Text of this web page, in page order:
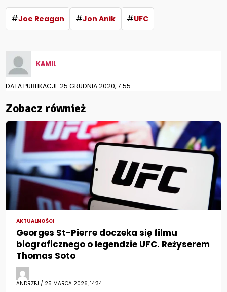
#Joe Reagan #Jon Anik #UFC
KAMIL
DATA PUBLIKACJI: 25 GRUDNIA 2020, 7:55
Zobacz również
AKTUALNOŚCI
Georges St-Pierre doczeka się filmu
biograficznego o legendzie UFC. Reżyserem
Thomas Soto
ANDRZEJ / 25 MARCA 2026, 14:34